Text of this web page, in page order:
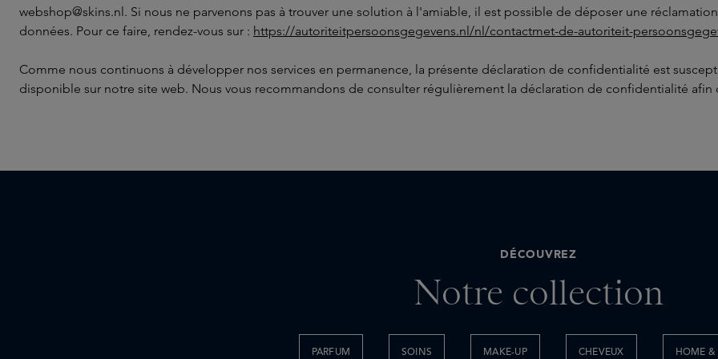
webshop@skins.nl. Si nous ne parvenons pas à trouver une solution à l'amiable, il est possible de déposer une
données. Pour ce faire, rendez-vous sur : https://autoriteitpersoonsgegevens.nl/nl/contactmet-de-autoriteit-
Comme nous continuons à développer nos services en permanence, la présente déclaration de confidentialité est
disponible sur notre site web. Nous vous recommandons de consulter régulièrement la déclaration de confidentialité afin
DÉCOUVREZ
Notre collection
PARFUM SOINS MAKE-UP CHEVEUX HOME &